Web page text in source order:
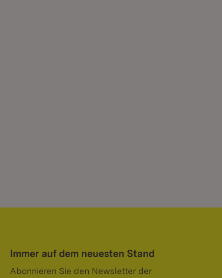
Immer auf dem neuesten Stand
Abonnieren Sie den Newsletter der